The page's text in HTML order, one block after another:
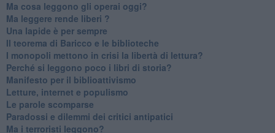
Ma cosa leggono gli operai oggi?
Ma leggere rende liberi ?
​Una lapide è per sempre
Il teorema di Baricco e le biblioteche
I monopoli mettono in crisi la libertà di lettura?
​Perché si leggono poco i libri di storia?
​Manifesto per il biblioattivismo
Letture, internet e populismo
​Le parole scomparse
​Paradossi e dilemmi dei critici antipatici
Ma i terroristi leggono?